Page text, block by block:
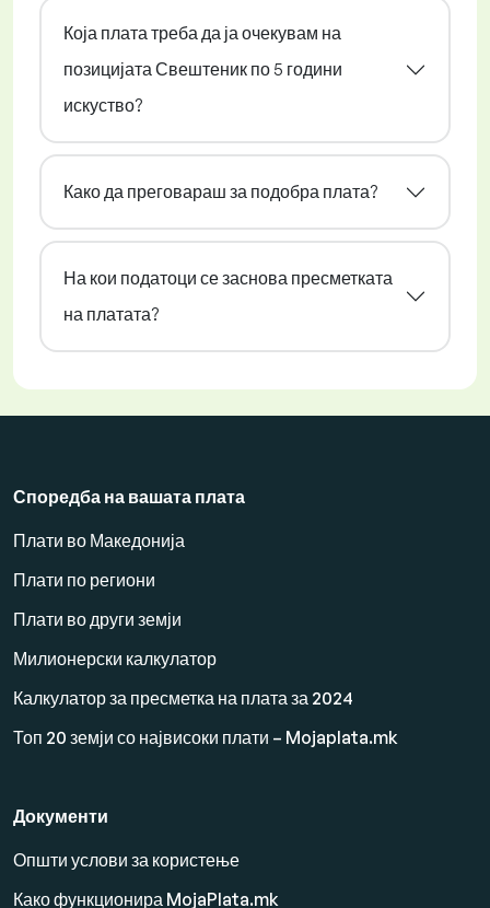
Која плата треба да ја очекувам на
позицијата Свештеник по 5 години
искуство?
Како да преговараш за подобра плата?
На кои податоци се заснова пресметката
на платата?
Споредба на вашата плата
Плати во Македонија
Плати по региони
Плати во други земји
Милионерски калкулатор
Калкулатор за пресметка на плата за 2024
Топ 20 земји со највисоки плати – Mojaplata.mk
Документи
Општи услови за користење
Како функционира MojaPlata.mk